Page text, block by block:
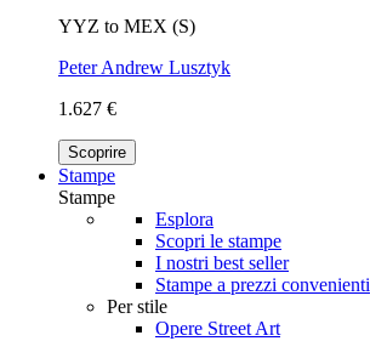
YYZ to MEX (S)
Peter Andrew Lusztyk
1.627 €
Scoprire
Stampe
Stampe
Esplora
Scopri le stampe
I nostri best seller
Stampe a prezzi convenienti
Per stile
Opere Street Art